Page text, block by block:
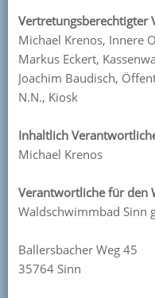
Vertretungsberechtigter
Michael Krenos, Innere
Markus Eckert,
Joachim Baudisch,
N.N., Kiosk
Inhaltlich
Michael Krenos
Verantwortliche für den
Waldschwimmbad Sinn
Ballersbacher Weg 45
35764 Sinn